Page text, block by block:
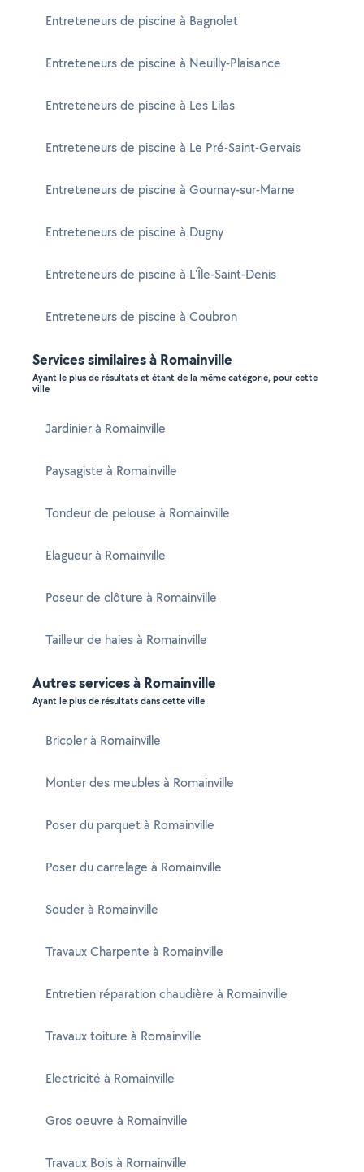
Entreteneurs de piscine à Bagnolet
Entreteneurs de piscine à Neuilly-Plaisance
Entreteneurs de piscine à Les Lilas
Entreteneurs de piscine à Le Pré-Saint-Gervais
Entreteneurs de piscine à Gournay-sur-Marne
Entreteneurs de piscine à Dugny
Entreteneurs de piscine à L'Île-Saint-Denis
Entreteneurs de piscine à Coubron
Services similaires à Romainville
Ayant le plus de résultats et étant de la même catégorie, pour cette
ville
Jardinier à Romainville
Paysagiste à Romainville
Tondeur de pelouse à Romainville
Elagueur à Romainville
Poseur de clôture à Romainville
Tailleur de haies à Romainville
Autres services à Romainville
Ayant le plus de résultats dans cette ville
Bricoler à Romainville
Monter des meubles à Romainville
Poser du parquet à Romainville
Poser du carrelage à Romainville
Souder à Romainville
Travaux Charpente à Romainville
Entretien réparation chaudière à Romainville
Travaux toiture à Romainville
Electricité à Romainville
Gros oeuvre à Romainville
Travaux Bois à Romainville